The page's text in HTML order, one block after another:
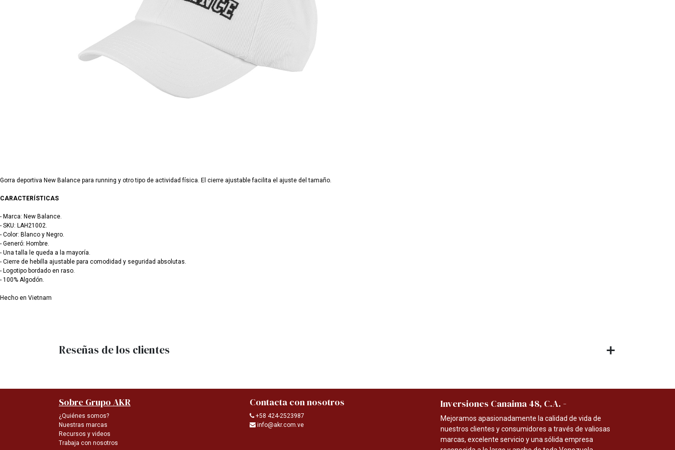
Gorra deportiva New Balance para running y otro tipo de actividad física. El cierre ajustable facilita el ajuste del tamaño.
CARACTERÍSTICAS
- Marca: New Balance.
- SKU: LAH21002.
- Color: Blanco y Negro.
- Generó: Hombre.
- Una talla le queda a la mayoría.
- Cierre de hebilla ajustable para comodidad y seguridad absolutas.
- Logotipo bordado en raso.
- 100% Algodón.
Hecho en Vietnam
Reseñas de los clientes
Sobre Grupo AKR
¿Quiénes somos?
Nuestras marcas
Recursos y videos
Trabaja con nosotros
Contacta con nosotros
+58 424-2523987
info@akr.com.ve
Inversiones Canaima 48, C.A. -
Mejoramos apasionadamente la calidad de vida de
nuestros clientes y consumidores a través de valiosas
marcas, excelente servicio y una sólida empresa